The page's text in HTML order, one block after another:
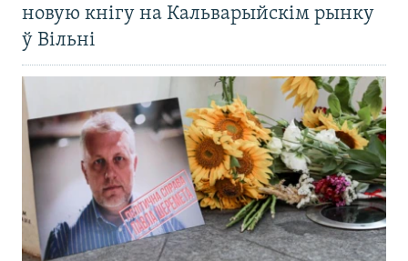
новую кнігу на Кальварыйскім рынку
ў Вільні